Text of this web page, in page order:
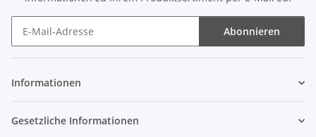
Abonnieren
Informationen
Gesetzliche Informationen